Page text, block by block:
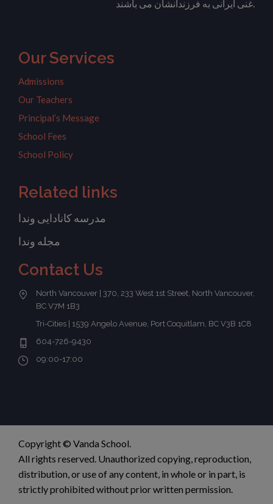
Our Services
Admissions
Our Teachers
Principal’s Message
School Fees
School Policy
Related links
مدرسه کانادایی وندا
مجله وندا
Contact Us
North Vancouver | 370, 233 West 1st Street, North Vancouver,
BC V7M 1B3
Tri-Cities | 1539 Angelo Avenue, Port Coquitlam, BC V3B 1C8
604-726-9430
09:00-17:00
Copyright © Vanda School.
All rights reserved. Unauthorized copying, reproduction,
distribution, or use of any content, in whole or in part, is
strictly prohibited without prior written permission.